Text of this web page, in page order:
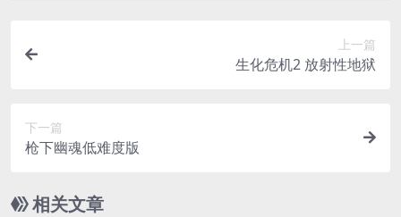
上一篇
生化危机2 放射性地狱
下一篇
枪下幽魂低难度版
相关文章